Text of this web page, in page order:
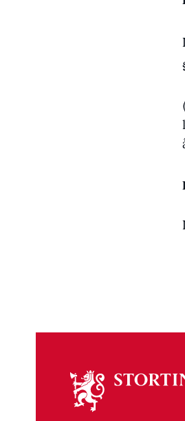
stortinget